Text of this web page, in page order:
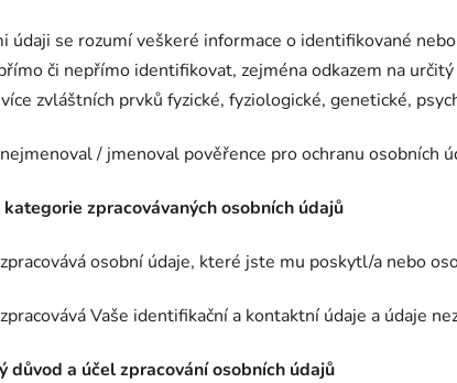
údaji se rozumí veškeré informace o identifikované
či nepřímo identifikovat, zejména odkazem na
zvláštních prvků fyzické, fyziologické, genetické,
/ jmenoval pověřence pro ochranu osobních
zpracovávaných osobních údajů
osobní údaje, které jste mu poskytl/a nebo
Vaše identifikační a kontaktní údaje a údaje
důvod a účel zpracování osobních údajů